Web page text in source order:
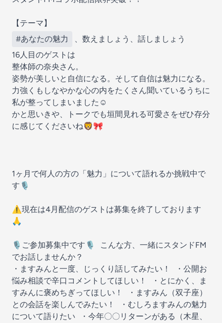
【テーマ】
#あなたの魅力
、数えましょう、話しましょう
16人目のゲストは
整体師の奈央さん。
姿勢が美しいと自信になる。そして自信は魅力になる。
力強くもしなやかな心の内をたくさん聞いているうちに
私が整ってしまいました☺️
かと思いきや、トークでも垣間見れる可愛さをぜひ存分
に感じてくださいね🦁🎀
1ヶ月で何人の方の「魅力」について語れるか挑戦中で
す🎙️
⚠️現在は4月配信のゲストは募集を終了しております
🙏
🎙️ご参加募集中です🎙️ こんな方、一緒にスタンドFM
でお話しませんか？
・ますみんと一度、じっくり話してみたい！ ・公開お
悩み相談で辛口コメントしてほしい！ ・とにかく、ま
すみんに褒めちぎってほしい！ ・ますみん（双子座）
との会話を楽しんでみたい！ ・むしろますみんの魅力
について語りたい ・今年〇〇リターンがある（木星、